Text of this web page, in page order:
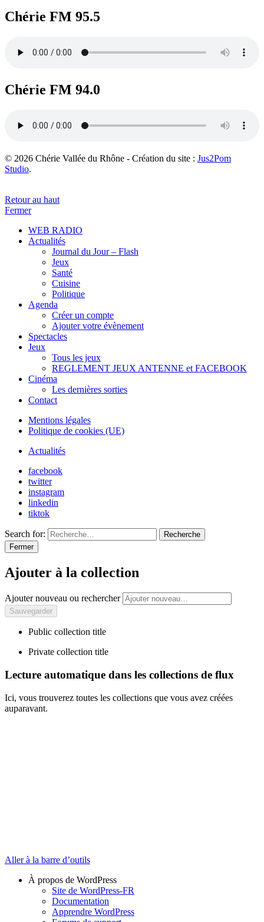
Chérie FM 95.5
Chérie FM 94.0
© 2026 Chérie Vallée du Rhône - Création du site : Jus2Pom
Studio.
Retour au haut
Fermer
WEB RADIO
Actualités
Journal du Jour – Flash
Jeux
Santé
Cuisine
Politique
Agenda
Créer un compte
Ajouter votre évènement
Spectacles
Jeux
Tous les jeux
REGLEMENT JEUX ANTENNE et FACEBOOK
Cinéma
Les dernières sorties
Contact
Mentions légales
Politique de cookies (UE)
Actualités
facebook
twitter
instagram
linkedin
tiktok
Search for:
Recherche
Fermer
Ajouter à la collection
Ajouter nouveau ou rechercher
Public collection title
Private collection title
Lecture automatique dans les collections de flux
Ici, vous trouverez toutes les collections que vous avez créées
auparavant.
Aller à la barre d’outils
À propos de WordPress
Site de WordPress-FR
Documentation
Apprendre WordPress